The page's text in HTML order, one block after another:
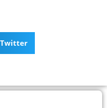
Twitter